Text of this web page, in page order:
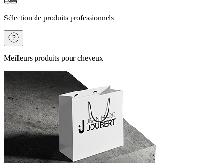
Sélection de produits professionnels
Meilleurs produits pour cheveux